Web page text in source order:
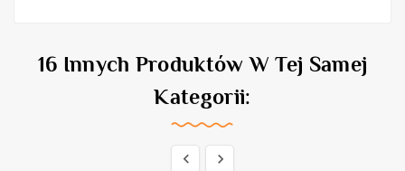
16 Innych Produktów W Tej Samej
Kategorii:
 